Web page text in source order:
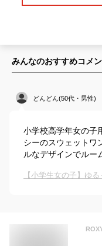
みんなのおすすめコメ
どんどん(50代・男性)
小学校高学年女の子
シーのスウェットワ
ルなデザインでルー